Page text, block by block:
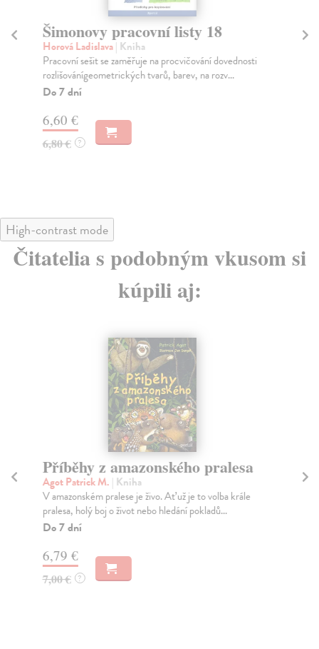
Šimonovy pracovní listy 18
Horová Ladislava| Kniha
Pracovní sešit se zaměřuje na procvičování dovednosti
rozlišovánígeometrických tvarů, barev, na rozv...
Do 7 dní
6,60 €
6,80 € ?
High-contrast mode
Čitatelia s podobným vkusom si
kúpili aj:
Příběhy z amazonského pralesa
Agot Patrick M. | Kniha
V amazonském pralese je živo. Ať už je to volba krále
pralesa, holý boj o život nebo hledání pokladů...
Do 7 dní
6,79 €
7,00 € ?